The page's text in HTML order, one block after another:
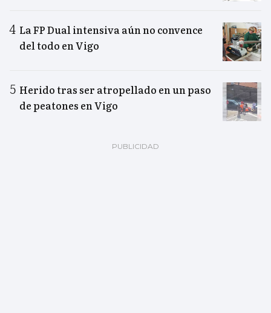
La FP Dual intensiva aún no convence
del todo en Vigo
Herido tras ser atropellado en un paso
de peatones en Vigo